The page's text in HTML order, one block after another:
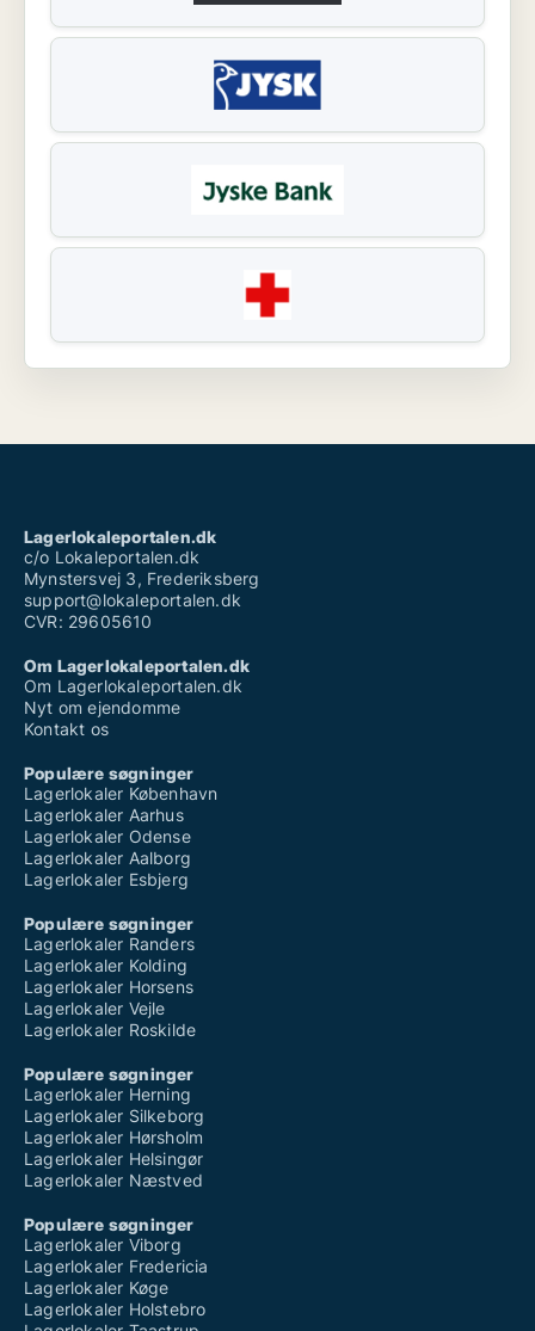
Lagerlokaleportalen.dk
c/o Lokaleportalen.dk
Mynstersvej 3, Frederiksberg
support@lokaleportalen.dk
CVR: 29605610
Om Lagerlokaleportalen.dk
Om Lagerlokaleportalen.dk
Nyt om ejendomme
Kontakt os
Populære søgninger
Lagerlokaler København
Lagerlokaler Aarhus
Lagerlokaler Odense
Lagerlokaler Aalborg
Lagerlokaler Esbjerg
Populære søgninger
Lagerlokaler Randers
Lagerlokaler Kolding
Lagerlokaler Horsens
Lagerlokaler Vejle
Lagerlokaler Roskilde
Populære søgninger
Lagerlokaler Herning
Lagerlokaler Silkeborg
Lagerlokaler Hørsholm
Lagerlokaler Helsingør
Lagerlokaler Næstved
Populære søgninger
Lagerlokaler Viborg
Lagerlokaler Fredericia
Lagerlokaler Køge
Lagerlokaler Holstebro